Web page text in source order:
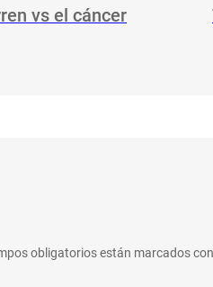
vs el cáncer
obligatorios están marcados